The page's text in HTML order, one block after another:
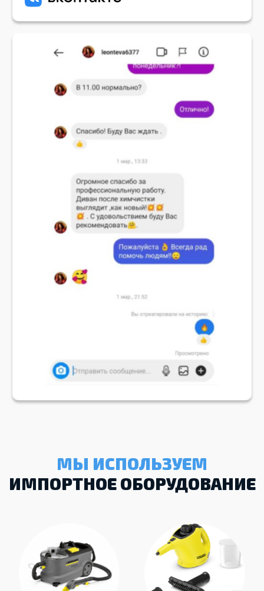
МЫ ИСПОЛЬЗУЕМ
ИМПОРТНОЕ ОБОРУДОВАНИЕ